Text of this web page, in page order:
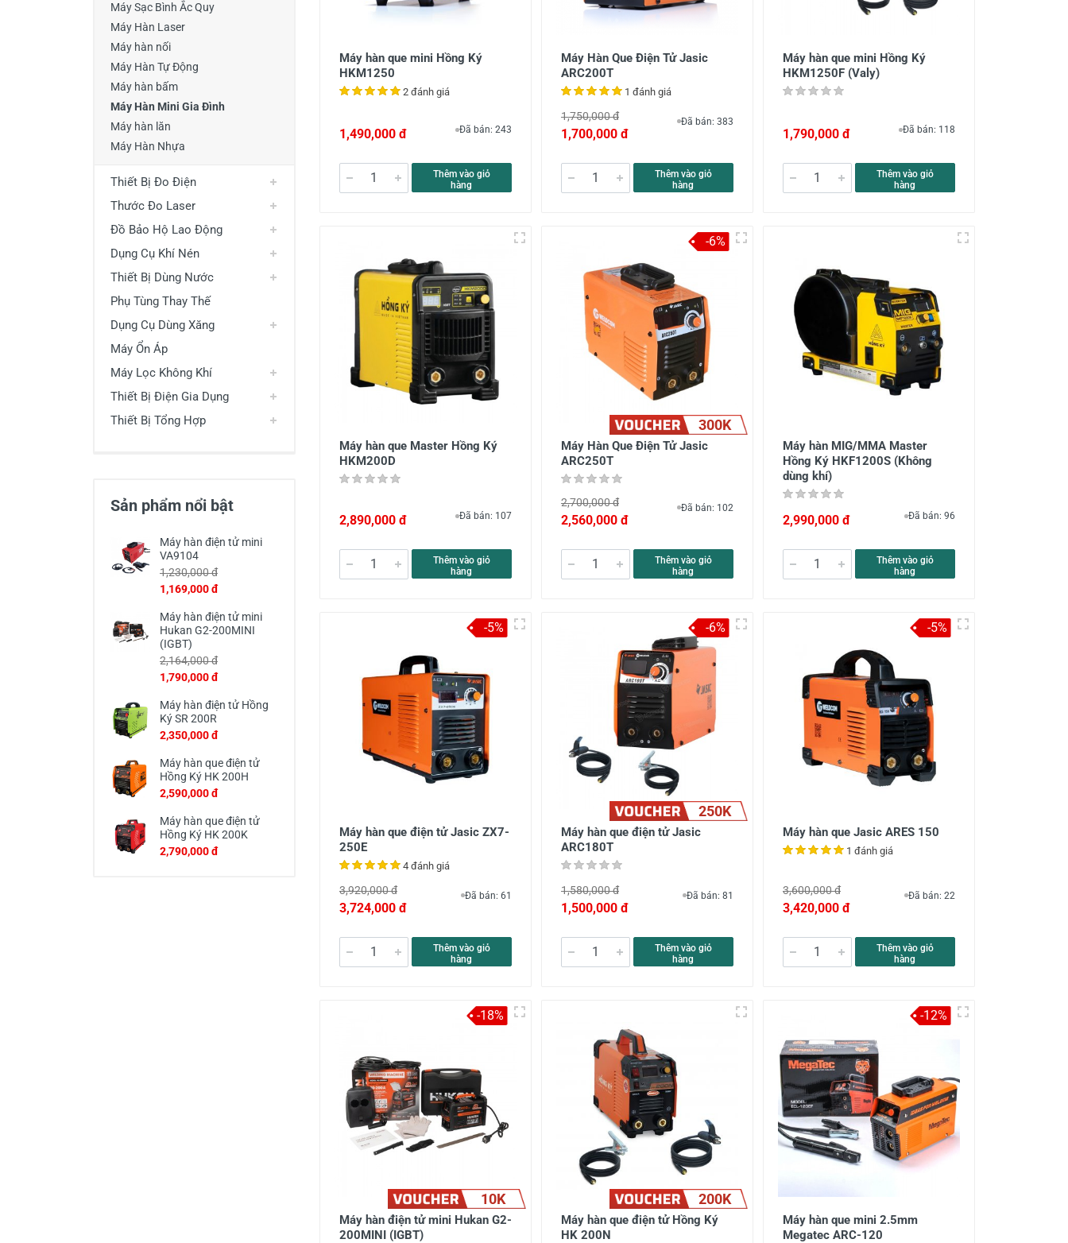
Máy Sạc Bình Ắc Quy
Máy Hàn Laser
Máy hàn nối
Máy Hàn Tự Động
Máy hàn bấm
Máy Hàn Mini Gia Đình
Máy hàn lăn
Máy Hàn Nhựa
Thiết Bị Đo Điện
Thước Đo Laser
Đồ Bảo Hộ Lao Động
Dụng Cụ Khí Nén
Thiết Bị Dùng Nước
Phụ Tùng Thay Thế
Dụng Cụ Dùng Xăng
Máy Ổn Áp
Máy Lọc Không Khí
Thiết Bị Điện Gia Dụng
Thiết Bị Tổng Hợp
Sản phẩm nổi bật
Máy hàn điện tử mini
VA9104
1,230,000 đ
1,169,000 đ
Máy hàn điện tử mini
Hukan G2-200MINI
(IGBT)
2,164,000 đ
1,790,000 đ
Máy hàn điện tử Hồng
Ký SR 200R
2,350,000 đ
Máy hàn que điện tử
Hồng Ký HK 200H
2,590,000 đ
Máy hàn que điện tử
Hồng Ký HK 200K
2,790,000 đ
Máy hàn que mini Hồng Ký
HKM1250
2 đánh giá
1,490,000 đ Đã bán: 243
Thêm vào giỏ
hàng
Máy Hàn Que Điện Tử Jasic
ARC200T
1 đánh giá
1,750,000 đ
1,700,000 đ
Đã bán: 383
Thêm vào giỏ
hàng
Máy hàn que mini Hồng Ký
HKM1250F (Valy)
1,790,000 đ Đã bán: 118
Thêm vào giỏ
hàng
Máy hàn que Master Hồng Ký
HKM200D
2,890,000 đ Đã bán: 107
Thêm vào giỏ
hàng
300K
Máy Hàn Que Điện Tử Jasic
ARC250T
2,700,000 đ
2,560,000 đ
Đã bán: 102
Thêm vào giỏ
hàng
-6%
Máy hàn MIG/MMA Master
Hồng Ký HKF1200S (Không
dùng khí)
2,990,000 đ Đã bán: 96
Thêm vào giỏ
hàng
Máy hàn que điện tử Jasic ZX7-
250E
4 đánh giá
3,920,000 đ
3,724,000 đ
Đã bán: 61
Thêm vào giỏ
hàng
-5%
250K
Máy hàn que điện tử Jasic
ARC180T
1,580,000 đ
1,500,000 đ
Đã bán: 81
Thêm vào giỏ
hàng
-6%
Máy hàn que Jasic ARES 150
1 đánh giá
3,600,000 đ
3,420,000 đ
Đã bán: 22
Thêm vào giỏ
hàng
-5%
10K
Máy hàn điện tử mini Hukan G2-
200MINI (IGBT)
-18%
200K
Máy hàn que điện tử Hồng Ký
HK 200N
Máy hàn que mini 2.5mm
Megatec ARC-120
-12%